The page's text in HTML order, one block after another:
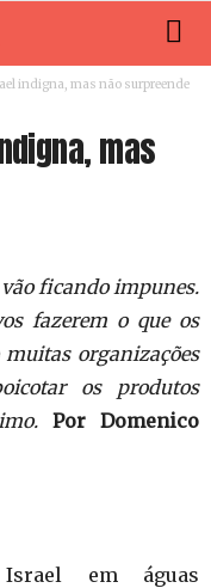
indigna, mas não surpreende
mas
ficando impunes.
fazerem o que os
muitas organizações
os produtos
Por Domenico
em águas